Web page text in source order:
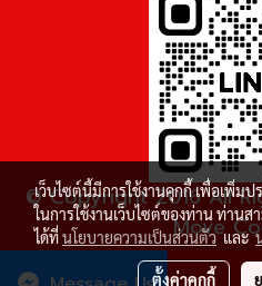
© Copyright 2016 All
Move
ผู้เข้าชมวันนี้
เว็บไซต์นี้มีการใช้งานคุกกี้ เพื่อเพิ่
ในการใช้งานเว็บไซต์ของท่าน ท่านส
ได้ที่นโยบายความเป็นส่วนตัวและ
ตั้งค่าคุกกี้